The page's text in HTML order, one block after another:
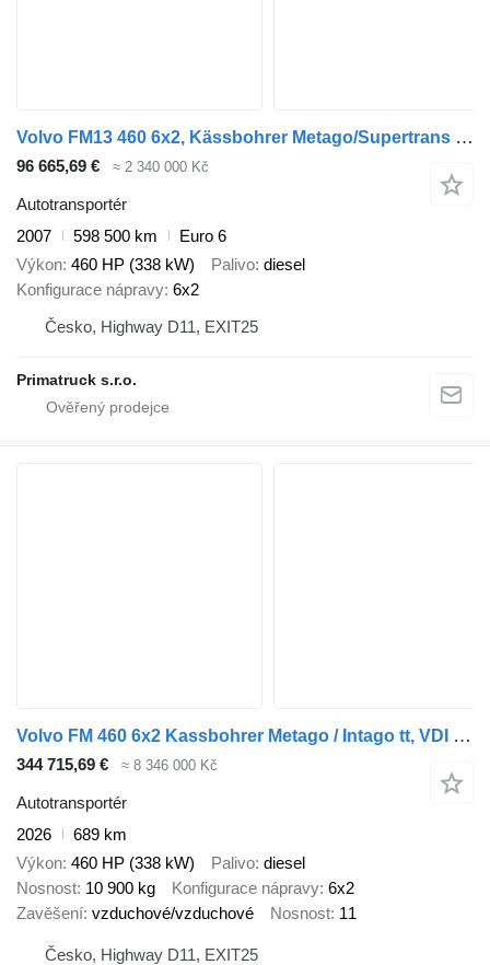
Volvo FM13 460 6x2, Kässbohrer Metago/Supertrans + přívěs autotransportér
96 665,69 € ≈ 2 340 000 Kč
Autotransportér
2007
598 500 km
Euro 6
Výkon 460 HP (338 kW) Palivo diesel
Konfigurace nápravy 6x2
Česko, Highway D11, EXIT25
Primatruck s.r.o.
Volvo FM 460 6x2 Kassbohrer Metago / Intago tt, VDI + přívěs autotransportér
344 715,69 € ≈ 8 346 000 Kč
Autotransportér
2026
689 km
Výkon 460 HP (338 kW) Palivo diesel
Nosnost 10 900 kg Konfigurace nápravy 6x2
Zavěšení vzduchové/vzduchové Nosnost 11
Česko, Highway D11, EXIT25